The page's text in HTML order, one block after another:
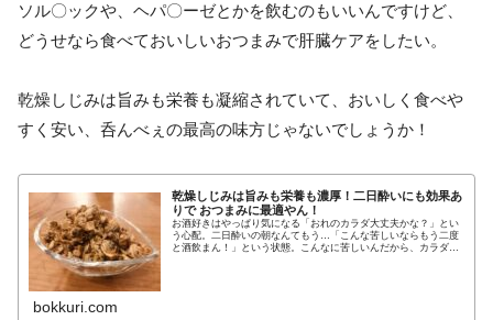
ソル〇ックや、ヘパ〇ーゼとかを飲むのもいいんですけど、
どうせなら食べておいしいおつまみで肝臓ケアをしたい。
乾燥しじみは旨みも栄養も凝縮されていて、おいしく食べや
すく安い、呑んべぇの最高の味方じゃないでしょうか！
乾燥しじみは旨みも栄養も濃厚！二日酔いにも効果あ
りで おつまみに最適やん！
お酒好きはやっぱり気になる「おれのカラダ大丈夫かな？」とい
う心配。二日酔いの朝なんてもう…「こんな苦しいならもう二度
と酒飲まん！」という状態。こんなに苦しいんだから、カラダの
bokkuri.com